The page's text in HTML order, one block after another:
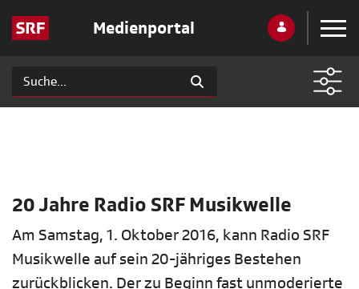
Medienportal
20 Jahre Radio SRF Musikwelle
Am Samstag, 1. Oktober 2016, kann Radio SRF
Musikwelle auf sein 20-jähriges Bestehen
zurückblicken. Der zu Beginn fast unmoderierte